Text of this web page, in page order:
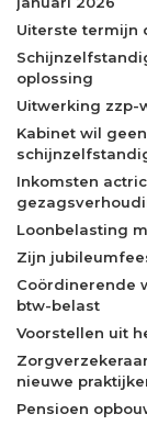
Uiterste termijn
oplossing
Uitwerking
Kabinet wil
Inkomsten
Loonbelasting
Zijn
Coördinerende
btw-belast
Voorstellen uit
nieuwe
Pensioen